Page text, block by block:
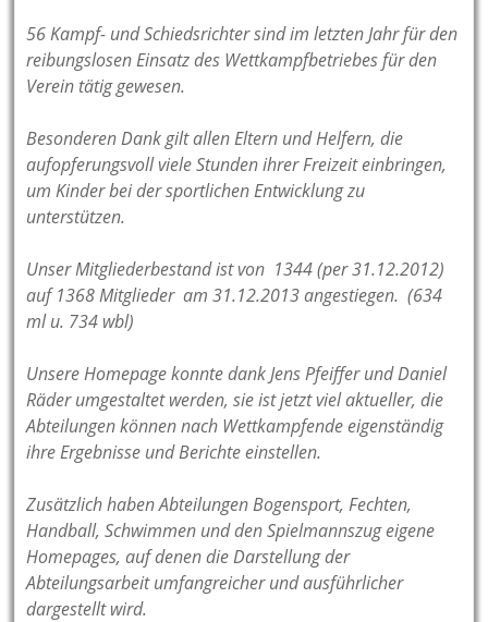
56 Kampf- und Schiedsrichter sind im letzten Jahr für den
reibungslosen Einsatz des Wettkampfbetriebes für den
Verein tätig gewesen.
Besonderen Dank gilt allen Eltern und Helfern, die
aufopferungsvoll viele Stunden ihrer Freizeit einbringen,
um Kinder bei der sportlichen Entwicklung zu
unterstützen.
Unser Mitgliederbestand ist von 1344 (per 31.12.2012)
auf1368 Mitglieder am 31.12.2013 angestiegen. (634
ml u. 734 wbl)
Unsere Homepage konnte dank Jens Pfeiffer und Daniel
Räder umgestaltet werden, sie ist jetzt viel aktueller, die
Abteilungen können nach Wettkampfende eigenständig
ihre Ergebnisse und Berichte einstellen.
Zusätzlich haben Abteilungen Bogensport, Fechten,
Handball, Schwimmen und den Spielmannszug eigene
Homepages, auf denen die Darstellung der
Abteilungsarbeit umfangreicher und ausführlicher
dargestellt wird.